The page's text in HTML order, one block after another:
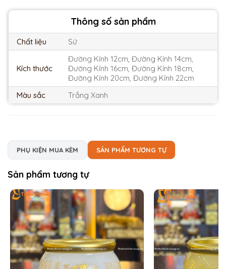
Thông số sản phẩm
Chất liệu Sứ
Kích thước
Đường Kính 12cm, Đường Kính 14cm,
Đường Kính 16cm, Đường Kính 18cm,
Đường Kính 20cm, Đường Kính 22cm
Màu sắc
Trắng Xanh
PHỤ KIỆN MUA KÈM SẢN PHẨM TƯƠNG TỰ
Sản phẩm tương tự